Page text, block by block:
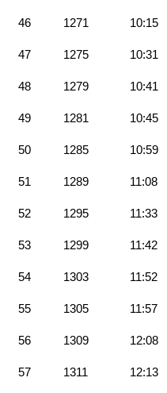
46 1271 10:15
47 1275 10:31
48 1279 10:41
49 1281 10:45
50 1285 10:59
51 1289 11:08
52 1295 11:33
53 1299 11:42
54 1303 11:52
55 1305 11:57
56 1309 12:08
57 1311 12:13